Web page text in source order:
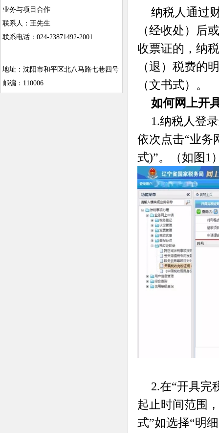
业务与项目合作
联系人：王先生
联系电话：024-23871492-2001
地址：沈阳市和平区北八马路七巷四号
邮编：110006
纳税人通过
（经收处）后
收票证的，纳
（退）税费的
（文书式）。
如何网上开
1.纳税人登
依次点击“业务
式)”。（如图1
2.在“开具完
起止时间范围
式”如选择“明